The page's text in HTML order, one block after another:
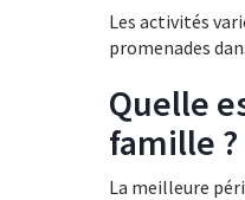
Les activités
promenades
Quelle
famille ?
La meilleure